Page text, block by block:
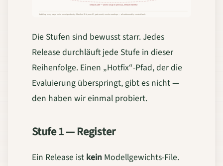
Die Stufen sind bewusst starr. Jedes
Release durchläuft jede Stufe in dieser
Reihenfolge. Einen „Hotfix“-Pfad, der die
Evaluierung überspringt, gibt es nicht —
den haben wir einmal probiert.
Stufe 1 — Register
Ein Release ist kein Modellgewichts-File.